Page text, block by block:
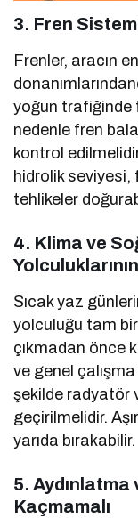
3. Fren
Frenler, aracın
yoğun trafiğinde
nedenle fren
kontrol
hidrolik
tehlikeler
4. Klima ve
Sıcak yaz
yolculuğu tam
çıkmadan önce
ve genel
şekilde radyatör
geçirilmelidir.
yarıda bırakabilir.
5.
Kaçmamalı